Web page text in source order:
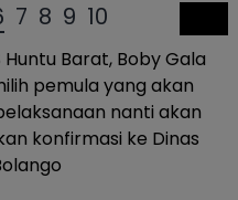
7 8 9 10
Barat, Boby Gala
pemula yang akan
nanti akan
konfirmasi ke Dinas